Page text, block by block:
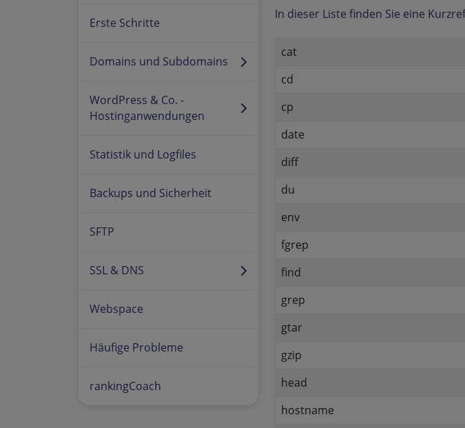
Erste Schritte
Domains und Subdomains
WordPress & Co. -
Hostinganwendungen
Statistik und Logfiles
Backups und Sicherheit
SFTP
SSL & DNS
Webspace
Häufige Probleme
rankingCoach
In dieser Liste finden Sie eine
cat
cd
cp
date
diff
du
env
fgrep
find
grep
gtar
gzip
head
hostname